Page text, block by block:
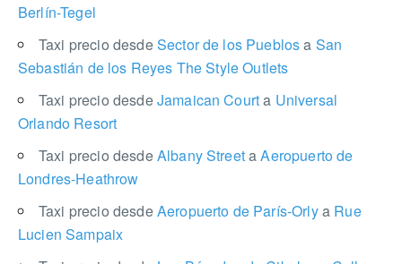
Berlín-Tegel
Taxi precio desdeSector de los Pueblosa San
Sebastián de los Reyes The Style Outlets
Taxi precio desdeJamaican Courta Universal
Orlando Resort
Taxi precio desdeAlbany StreetaAeropuerto de
Londres-Heathrow
Taxi precio desdeAeropuerto de París-Orlya Rue
Lucien Sampaix